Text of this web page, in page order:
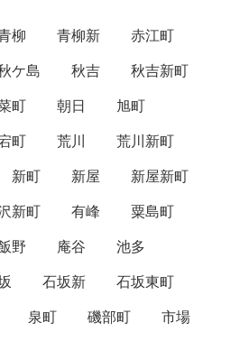
柳 青柳新
赤江町
ケ島 秋吉
秋吉新町
町 朝日
旭町
町 荒川
荒川新町
新町 新屋
新屋新町
新町 有峰
粟島町
野 庵谷
池多
石坂新
石坂東町
泉町 磯部町
市場